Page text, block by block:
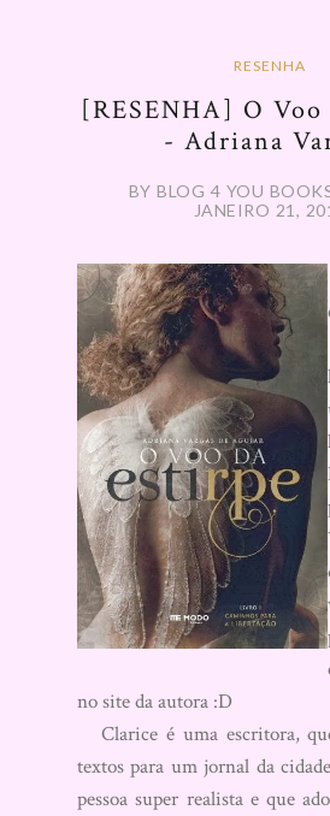
RESENHA
[RESENHA] O
- Adriana
BY BLOG 4 YOU
JANEIRO 21,
no site da autora :D
Clarice é uma escritora,
textos para um jornal da
pessoa super realista e que